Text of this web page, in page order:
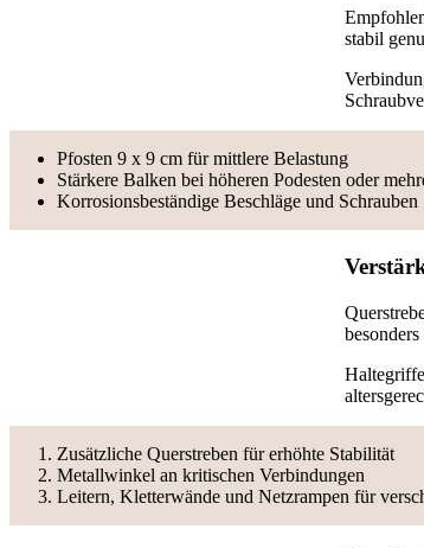
stabil
Pfosten 9 x 9 cm für mittlere Belastung
Stärkere Balken bei höheren Podesten oder
Korrosionsbeständige Beschläge und Schrauben
Zusätzliche Querstreben für erhöhte Stabilität
Metallwinkel an kritischen Verbindungen
Leitern, Kletterwände und Netzrampen für